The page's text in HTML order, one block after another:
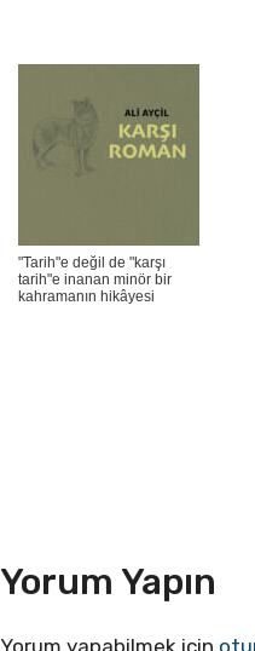
"Tarih"e değil de "karşı
tarih"e inanan minör bir
kahramanın hikâyesi
Yorum Yapın